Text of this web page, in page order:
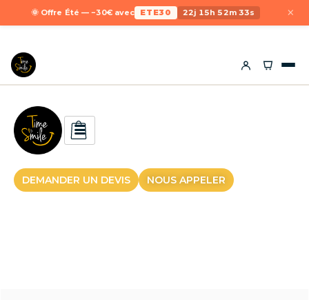
🌞 Offre Été — −30€ avec ETE30 22j 15h 52m 33s ×
DEMANDER UN DEVIS NOUS APPELER